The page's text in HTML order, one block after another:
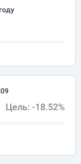
Цель: -18.52%